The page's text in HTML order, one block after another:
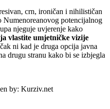
crn, ironičan i nihilističan
potencijalnog
njeguje uvjerenje kako
vlastite umjetničke vizije
ni kad je druga opcija javna
drugu stranu kako bi se izbjegla
by: Kurziv.net